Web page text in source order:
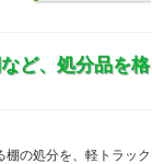
ど、処分品を格
棚の処分を、軽トラック